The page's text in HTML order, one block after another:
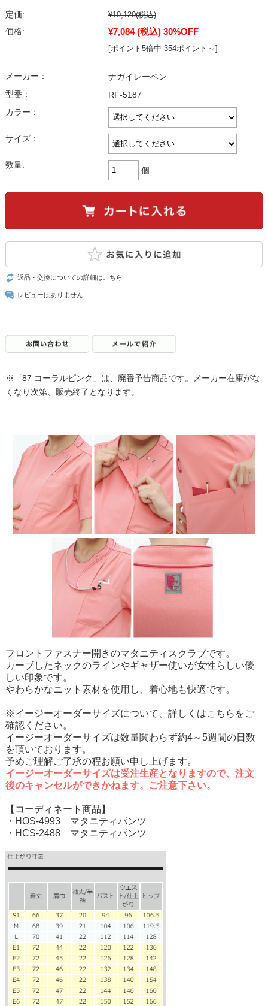
定価: ¥10,120(税込)
価格:
¥7,084 (税込) 30%OFF
[ポイント5倍中 354ポイント～]
メーカー：
ナガイレーベン
型番：
RF-5187
カラー：
サイズ：
数量:
個
返品・交換についての詳細はこちら
レビューはありません
※「87 コーラルピンク」は、廃番予告商品です。メーカー在庫がな
くなり次第、販売終了となります。
フロントファスナー開きのマタニティスクラブです。
カーブしたネックのラインやギャザー使いが女性らしい優
しい印象です。
やわらかなニット素材を使用し、着心地も快適です。
※イージーオーダーサイズについて、詳しくはこちらをご
確認ください。
イージーオーダーサイズは数量関わらず約4～5週間の日数
を頂いております。
予めご理解ご了承の程お願い申し上げます。
イージーオーダーサイズは受注生産となりますので、注文
後のキャンセルができかねます。ご注意下さい。
【コーディネート商品】
・HOS-4993 マタニティパンツ
・HCS-2488 マタニティパンツ